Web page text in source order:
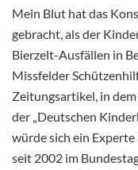
Mein Blut hat das
gebracht, als der
Bierzelt-Ausfällen in
Missfelder
Zeitungsartikel, in
der „Deutschen
würde sich ein
seit 2002 im